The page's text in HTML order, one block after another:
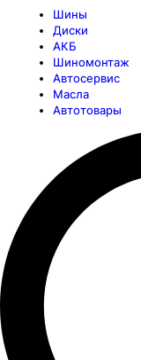
Шины
Диски
АКБ
Шиномонтаж
Автосервис
Масла
Автотовары